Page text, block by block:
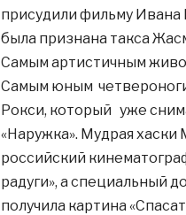
присудили фильму Ивана
была признана такса
Самым артистичным
Самым юным
Рокси, который уже
«Наружка». Мудрая хаски
российский
радуги», а специальный
получила картина